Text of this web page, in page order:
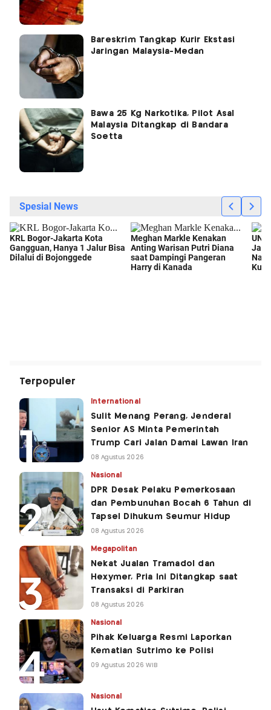
Bareskrim Tangkap Kurir Ekstasi
Jaringan Malaysia-Medan
Bawa 25 Kg Narkotika, Pilot Asal
Malaysia Ditangkap di Bandara
Soetta
Terpopuler
International
Sulit Menang Perang, Jenderal
Senior AS Minta Pemerintah
Trump Cari Jalan Damai Lawan Iran
08 Agustus 2026
Nasional
DPR Desak Pelaku Pemerkosaan
dan Pembunuhan Bocah 6 Tahun di
Tapsel Dihukum Seumur Hidup
08 Agustus 2026
Megapolitan
Nekat Jualan Tramadol dan
Hexymer, Pria Ini Ditangkap saat
Transaksi di Parkiran
08 Agustus 2026
Nasional
Pihak Keluarga Resmi Laporkan
Kematian Sutrimo ke Polisi
09 Agustus 2026 WIB
Nasional